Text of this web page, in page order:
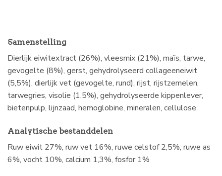
Samenstelling
Dierlijk eiwitextract (26%), vleesmix (21%), maïs, tarwe,
gevogelte (8%), gerst, gehydrolyseerd collageeneiwit
(5,5%), dierlijk vet (gevogelte, rund), rijst, rijstzemelen,
tarwegries, visolie (1,5%), gehydrolyseerde kippenlever,
bietenpulp, lijnzaad, hemoglobine, mineralen, cellulose.
Analytische bestanddelen
Ruw eiwit 27%, ruw vet 16%, ruwe celstof 2,5%, ruwe as
6%, vocht 10%, calcium 1,3%, fosfor 1%